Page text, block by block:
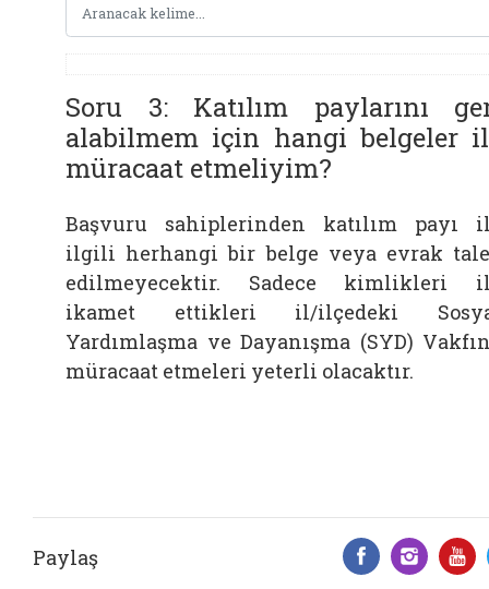
Soru 3: Katılım paylarını
alabilmem için hangi belgeler
müracaat etmeliyim?
Başvuru sahiplerinden katılım payı
ilgili herhangi bir belge veya evrak
edilmeyecektir. Sadece kimlikleri
ikamet ettikleri il/ilçedeki
Yardımlaşma ve Dayanışma (SYD)
müracaat etmeleri yeterli olacaktır.
Paylaş